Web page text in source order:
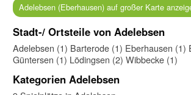
Adelebsen (Eberhausen) auf großer Karte
Stadt-/ Ortsteile von Adelebsen
Adelebsen (1) Barterode (1) Eberhausen (1)
Güntersen (1) Lödingsen (2) Wibbecke (1)
Kategorien Adelebsen